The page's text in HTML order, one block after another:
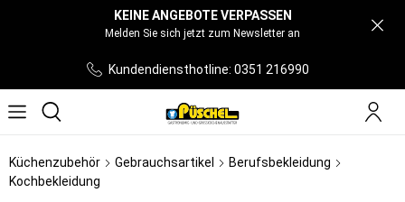
KEINE ANGEBOTE VERPASSEN
Melden Sie sich jetzt zum Newsletter an
Kundendiensthotline: 0351 216990
Küchenzubehör Gebrauchsartikel
Berufsbekleidung
Kochbekleidung